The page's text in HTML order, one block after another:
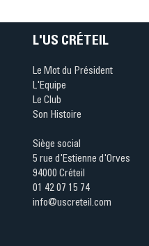
L'US CRÉTEIL
Le Mot du Président
L'Equipe
Le Club
Son Histoire
Siège social
5 rue d'Estienne d'Orves
94000 Créteil
01 42 07 15 74
info@uscreteil.com